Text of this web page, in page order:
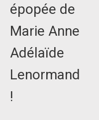
épopée de
Marie Anne
Adélaïde
Lenormand
!